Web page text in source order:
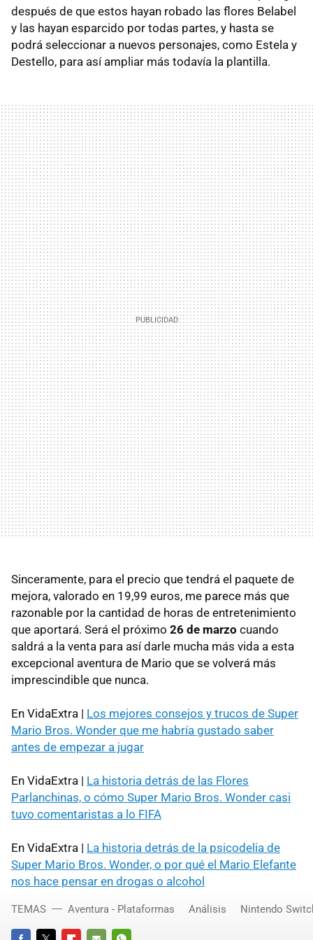
después de que estos hayan robado las flores Belabel
y las hayan esparcido por todas partes, y hasta se
podrá seleccionar a nuevos personajes, como Estela y
Destello, para así ampliar más todavía la plantilla.
Sinceramente, para el precio que tendrá el paquete de
mejora, valorado en 19,99 euros, me parece más que
razonable por la cantidad de horas de entretenimiento
que aportará. Será el próximo 26 de marzo cuando
saldrá a la venta para así darle mucha más vida a esta
excepcional aventura de Mario que se volverá más
imprescindible que nunca.
En VidaExtra | Los mejores consejos y trucos de Super
Mario Bros. Wonder que me habría gustado saber
antes de empezar a jugar
En VidaExtra | La historia detrás de las Flores
Parlanchinas, o cómo Super Mario Bros. Wonder casi
tuvo comentaristas a lo FIFA
En VidaExtra | La historia detrás de la psicodelia de
Super Mario Bros. Wonder, o por qué el Mario Elefante
nos hace pensar en drogas o alcohol
TEMAS Aventura - Plataformas Análisis Nintendo